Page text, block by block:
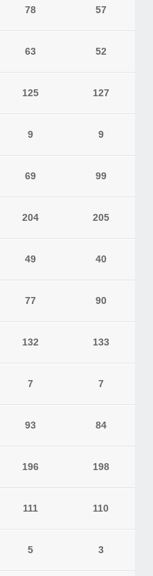
78 57
63 52
125 127
9 9
69 99
204 205
49 40
77 90
132 133
7 7
93 84
196 198
111 110
5 3